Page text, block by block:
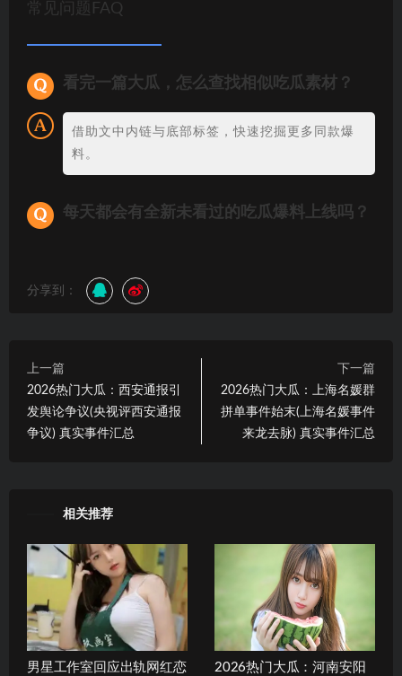
常见问题FAQ
看完一篇大瓜，怎么查找相似吃瓜素材？
借助文中内链与底部标签，快速挖掘更多同款爆
料。
每天都会有全新未看过的吃瓜爆料上线吗？
分享到：
上一篇
2026热门大瓜：西安通报引
发舆论争议(央视评西安通报
争议) 真实事件汇总
下一篇
2026热门大瓜：上海名媛群
拼单事件始末(上海名媛事件
来龙去脉) 真实事件汇总
相关推荐
男星工作室回应出轨网红恋
2026热门大瓜：河南安阳